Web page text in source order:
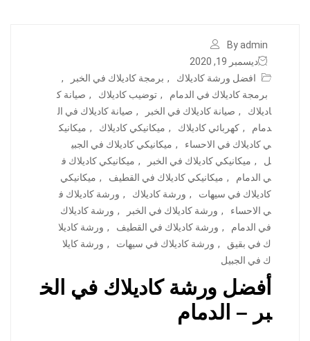
By admin
ديسمبر 19, 2020
افضل ورشة كاديلاك
, برمجة كاديلاك في الخبر
,
برمجة كاديلاك في الدمام
, توضيب كاديلاك , صيانة ك
اديلاك
, صيانة كاديلاك في الخبر , صيانة كاديلاك في ال
دمام
, كهربائي كاديلاك , ميكانيكي كاديلاك , ميكانيك
ي كاديلاك في الاحساء
, ميكانيكي كاديلاك في الجبي
ل
, ميكانيكي كاديلاك في الخبر , ميكانيكي كاديلاك ف
ي الدمام
, ميكانيكي كاديلاك في القطيف , ميكانيكي
كاديلاك في سيهات
, ورشة كاديلاك , ورشة كاديلاك ف
ي الاحساء
, ورشة كاديلاك في الخبر , ورشة كاديلاك
في الدمام
, ورشة كاديلاك في القطيف , ورشة كاديلا
ك في بقيق
, ورشة كاديلاك في سيهات , ورشة كايلا
ك في الجبيل
أفضل ورشة كاديلاك في الخ
بر – الدمام